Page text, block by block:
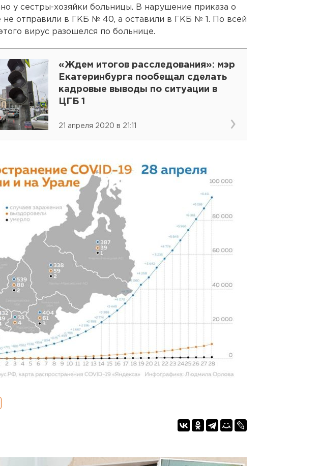
у сестры-хозяйки больницы. В нарушение приказа о
не отправили в ГКБ № 40, а оставили в ГКБ № 1. По всей
вирус разошелся по больнице.
«Ждем итогов расследования»: мэр
Екатеринбурга пообещал сделать
кадровые выводы по ситуации в
ЦГБ 1
21 апреля 2020 в 21:11